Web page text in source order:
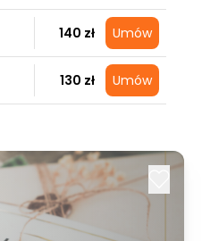
140 zł Umów
130 zł Umów